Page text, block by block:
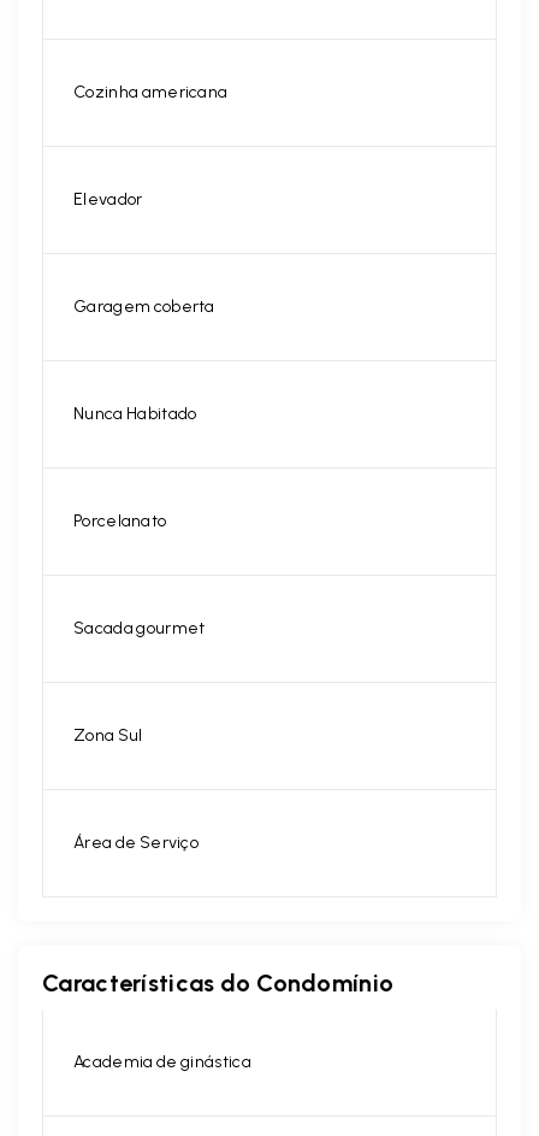
Cozinha americana
Elevador
Garagem coberta
Nunca Habitado
Porcelanato
Sacada gourmet
Zona Sul
Área de Serviço
Características do Condomínio
Academia de ginástica